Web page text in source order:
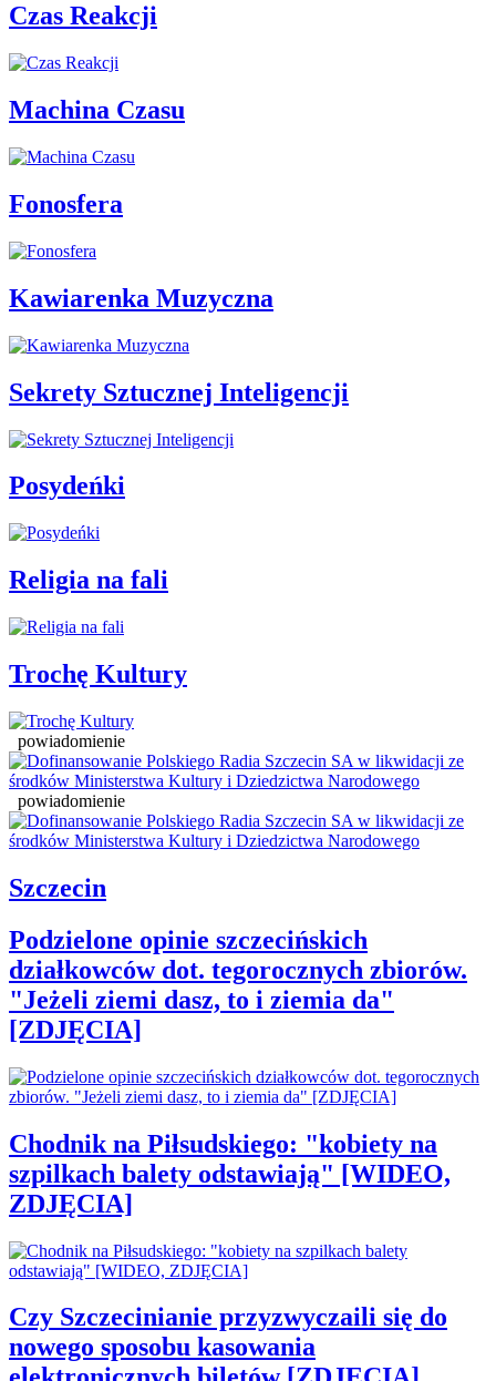
Czas Reakcji
Machina Czasu
Fonosfera
Kawiarenka Muzyczna
Sekrety Sztucznej Inteligencji
Posydeńki
Religia na fali
Trochę Kultury
powiadomienie
powiadomienie
Szczecin
Podzielone opinie szczecińskich
działkowców dot. tegorocznych zbiorów.
"Jeżeli ziemi dasz, to i ziemia da"
[ZDJĘCIA]
Chodnik na Piłsudskiego: "kobiety na
szpilkach balety odstawiają" [WIDEO,
ZDJĘCIA]
Czy Szczecinianie przyzwyczaili się do
nowego sposobu kasowania